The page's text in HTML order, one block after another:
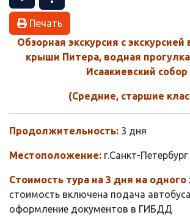
Печать
Обзорная экскурсия с
крыши Питера, водная
Исаакиевский собор
(Средние, старшие
Продолжительность: 3 дня
Местоположение: г.Санкт-Петербург
Стоимость тура на 3 дня на одного
стоимость включена подача
оформление документов в ГИБДД